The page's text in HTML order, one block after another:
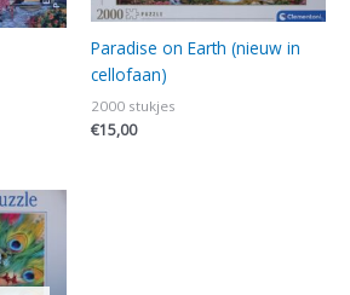
Paradise on Earth (nieuw in
cellofaan)
2000 stukjes
€15,00